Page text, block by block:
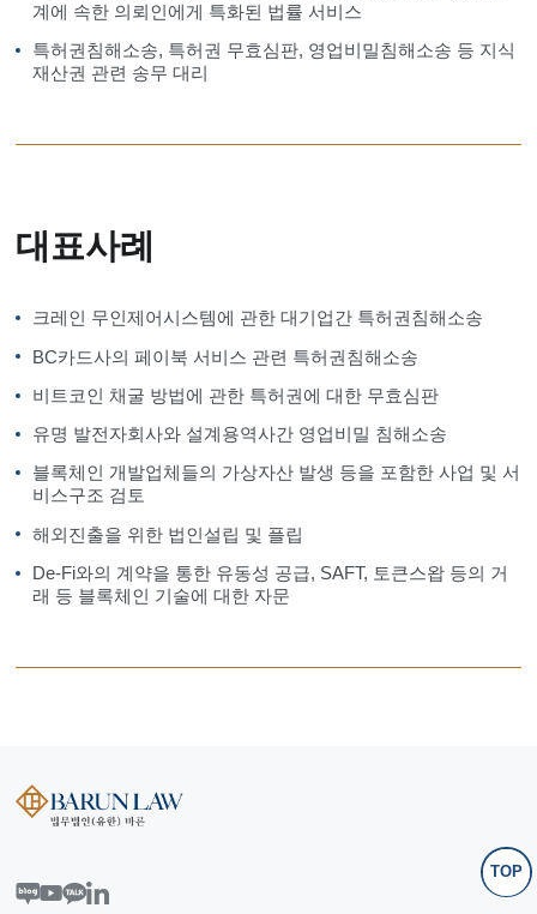
계에 속한 의뢰인에게 특화된 법률 서비스
특허권침해소송, 특허권 무효심판, 영업비밀침해소송 등 지식
재산권 관련 송무 대리
대표사례
크레인 무인제어시스템에 관한 대기업간 특허권침해소송
BC카드사의 페이북 서비스 관련 특허권침해소송
비트코인 채굴 방법에 관한 특허권에 대한 무효심판
유명 발전자회사와 설계용역사간 영업비밀 침해소송
블록체인 개발업체들의 가상자산 발생 등을 포함한 사업 및 서
비스구조 검토
해외진출을 위한 법인설립 및 플립
De-Fi와의 계약을 통한 유동성 공급, SAFT, 토큰스왑 등의 거
래 등 블록체인 기술에 대한 자문
TOP